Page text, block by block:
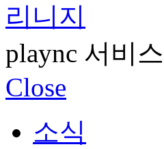
리니지
plaync 서비스
Close
소식